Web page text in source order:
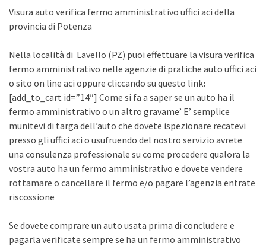
Visura auto verifica fermo amministrativo uffici aci della
provincia di Potenza
Nella località di Lavello (PZ) puoi effettuare la visura verifica
fermo amministrativo nelle agenzie di pratiche auto uffici aci
o sito on line aci oppure cliccando su questo link:
[add_to_cart id=”14″] Come si fa a saper se un auto ha il
fermo amministrativo o un altro gravame’ E’ semplice
munitevi di targa dell’auto che dovete ispezionare recatevi
presso gli uffici aci o usufruendo del nostro servizio avrete
una consulenza professionale su come procedere qualora la
vostra auto ha un fermo amministrativo e dovete vendere
rottamare o cancellare il fermo e/o pagare l’agenzia entrate
riscossione
Se dovete comprare un auto usata prima di concludere e
pagarla verificate sempre se ha un fermo amministrativo